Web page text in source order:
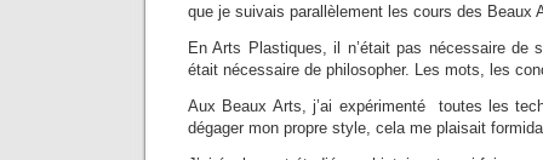
que je suivais parallèlement les cours des Beaux
En Arts Plastiques, il n’était pas nécessaire de
était nécessaire de philosopher. Les mots, les
Aux Beaux Arts, j’ai expérimenté toutes les
dégager mon propre style, cela me plaisait